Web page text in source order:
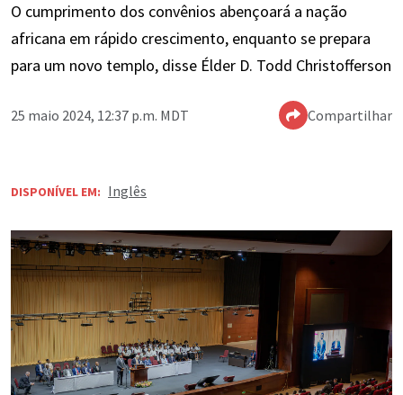
O cumprimento dos convênios abençoará a nação
africana em rápido crescimento, enquanto se prepara
para um novo templo, disse Élder D. Todd Christofferson
25 maio 2024, 12:37 p.m. MDT Compartilhar
DISPONÍVEL EM: Inglês